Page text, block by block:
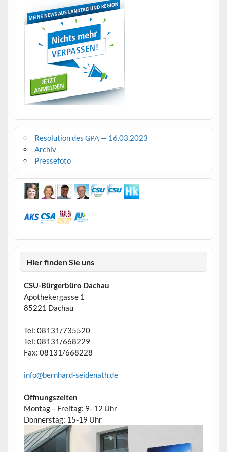
Resolution des GPA — 16.03.2023
Archiv
Pressefoto
Hier finden Sie uns
CSU-Bürgerbüro Dachau
Apothekergasse 1
85221 Dachau
Tel: 08131/735520
Tel: 08131/668229
Fax: 08131/668228
info@bernhard-seidenath.de
Öffnungszeiten
Montag – Freitag: 9–12 Uhr
Donnerstag: 15-19 Uhr